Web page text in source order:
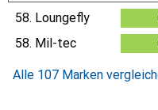
58. Loungefly
58. Mil-tec
Alle 107 Marken